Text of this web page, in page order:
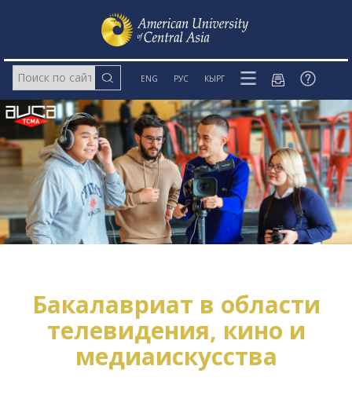
ENG РУС КЫРГ
Бакалавриат в области
телевидения, кино и
медиаискусства